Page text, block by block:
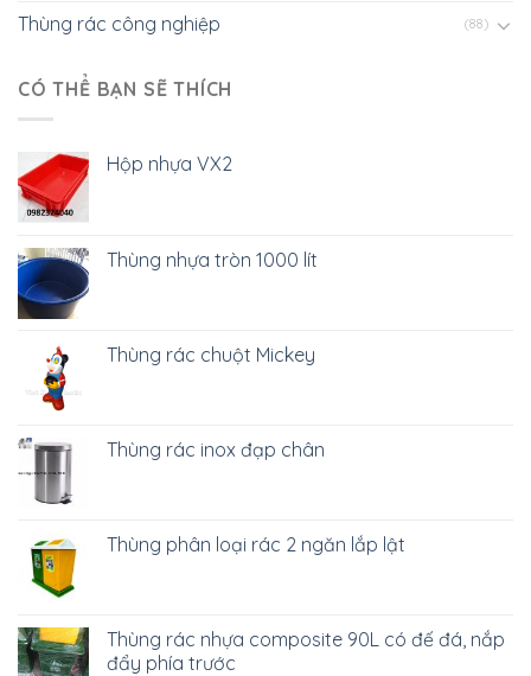
Thùng rác công nghiệp (88)
CÓ THỂ BẠN SẼ THÍCH
Hộp nhựa VX2
Thùng nhựa tròn 1000 lít
Thùng rác chuột Mickey
Thùng rác inox đạp chân
Thùng phân loại rác 2 ngăn lắp lật
Thùng rác nhựa composite 90L có đế đá, nắp
đẩy phía trước